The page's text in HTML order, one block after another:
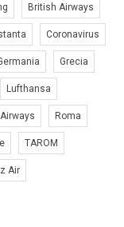
British Airways
Coronavirus
Grecia
Lufthansa
Roma
TAROM
Air